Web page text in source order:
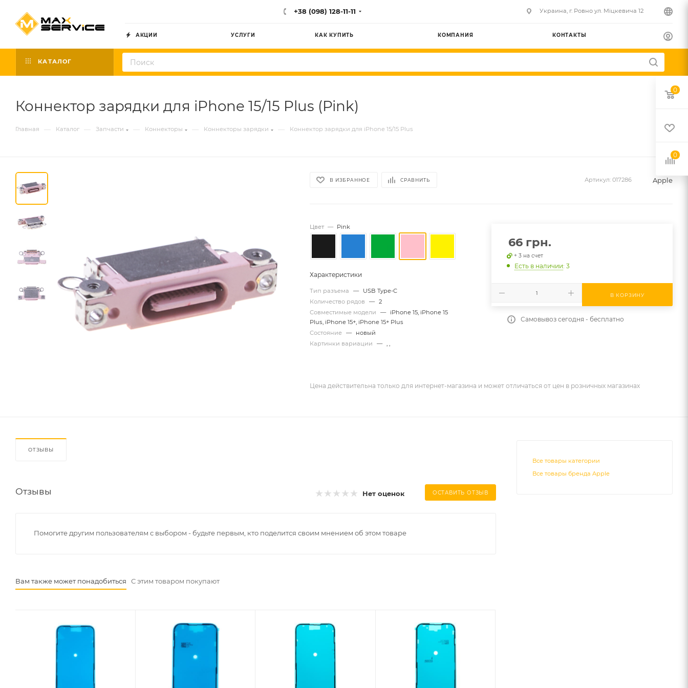
+38 (098) 128-11-11 Украина, г. Ровно ул. Міцкевича 12
АКЦИИ УСЛУГИ КАК КУПИТЬ КОМПАНИЯ КОНТАКТЫ
КАТАЛОГ
Коннектор зарядки для iPhone 15/15 Plus (Pink)
Главная — Каталог — Запчасти — Коннекторы — Коннекторы зарядки — Коннектор зарядки для iPhone 15/15 Plus
В ИЗБРАННОЕ СРАВНИТЬ Артикул: 017286 Apple
Цвет — Pink
Характеристики
Тип разъема —
USB Type-C
Количество рядов
— 2
Совместимые модели
—
iPhone 15, iPhone 15
Plus, iPhone 15+, iPhone 15+ Plus
Состояние —
новый
Картинки вариации
—
66грн.
+ 3 на счет
Есть в наличии: 3
В КОРЗИНУ
Самовывоз сегодня - бесплатно
Цена действительна только для интернет-магазина и может отличаться от цен в розничных магазинах
ОТЗЫВЫ
Отзывы Нет оценок ОСТАВИТЬ ОТЗЫВ
Помогите другим пользователям с выбором - будьте первым, кто поделится своим мнением об этом товаре
Вам также может понадобиться С этим товаром покупают
Все товары категории
Все товары бренда Apple
0
0